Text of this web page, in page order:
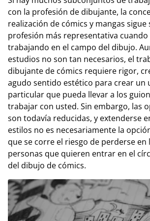
con la profesión de dibujante, la
realización de cómics y mangas sigue
profesión más representativa cuando
trabajando en el campo del dibujo.
estudios no son tan necesarios, el
dibujante de cómics requiere rigor,
agudo sentido estético para crear un
particular que pueda llevar a los
trabajar con usted. Sin embargo, las
son todavía reducidas, y extenderse
estilos no es necesariamente la
que se corre el riesgo de perderse
personas que quieren entrar en el
del dibujo de cómics.